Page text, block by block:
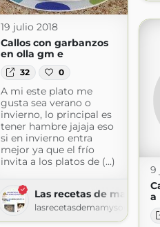
19 julio 2018
Callos con garbanzos
en olla gm e
32 0
A mi este plato me
gusta sea verano o
invierno, lo principal es
tener hambre jajaja eso
si en invierno entra
mejor ya que el frío
invita a los platos de (...)
Las recetas de mamy
9
a